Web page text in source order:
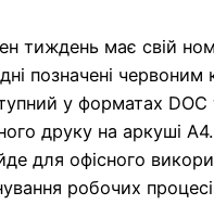
тиждень має свій
позначені
у форматах DOC
друку на аркуші A4.
для офісного
робочих